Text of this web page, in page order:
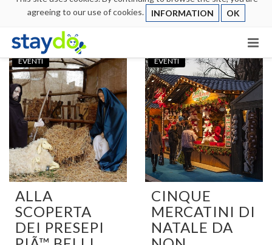
agreeing to our use of cookies.
INFORMATION OK
EVENTI
ALLA
SCOPERTA
DEI PRESEPI
EVENTI
CINQUE
MERCATINI DI
NATALE DA